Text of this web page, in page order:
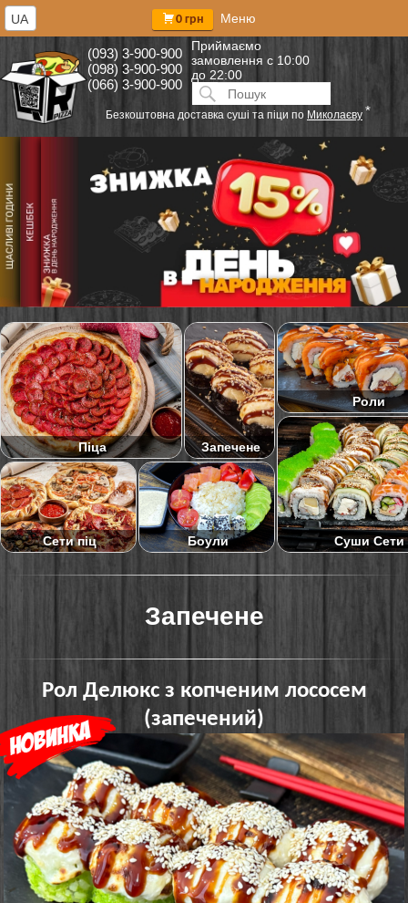
(093) 3-900-900
(098) 3-900-900
(066) 3-900-900
Приймаємо
замовлення с 10:00
до 22:00
Искать:ПОИСК
0 грн Меню
Безкоштовна доставка суші та піци по Миколаєву *
UA
Піца Запечене
Роли
Сети піц Боули Суши Сети
Запечене
Рол Делюкс з копченим лососем
(запечений)